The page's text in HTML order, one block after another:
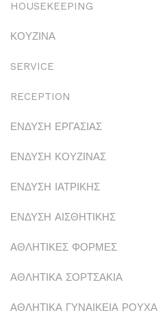
HOUSEKEEPING
ΚΟΥΖΙΝΑ
SERVICE
RECEPTION
ΕΝΔΥΣΗ ΕΡΓΑΣΙΑΣ
ΕΝΔΥΣΗ ΚΟΥΖΙΝΑΣ
ΕΝΔΥΣΗ ΙΑΤΡΙΚΗΣ
ΕΝΔΥΣΗ ΑΙΣΘΗΤΙΚΗΣ
ΑΘΛΗΤΙΚΕΣ ΦΟΡΜΕΣ
ΑΘΛΗΤΙΚΑ ΣΟΡΤΣΑΚΙΑ
ΑΘΛΗΤΙΚΑ ΓΥΝΑΙΚΕΙΑ ΡΟΥΧΑ